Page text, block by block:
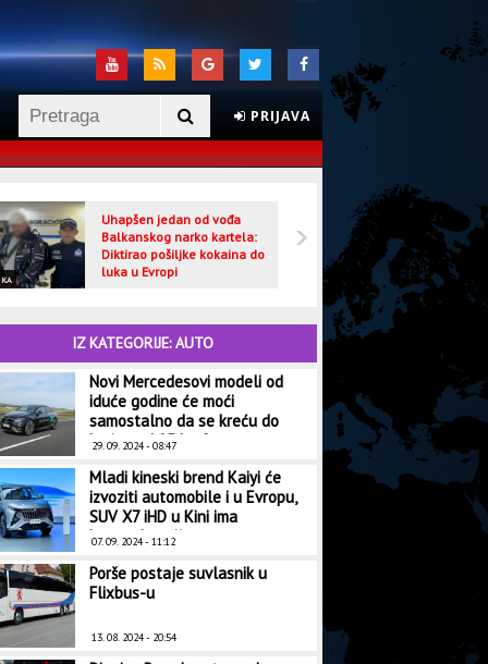
PRIJAVA
Uhapšen jedan od vođa
Balkanskog narko kartela:
Diktirao pošiljke kokaina do
luka u Evropi
CRNA HRONIKA
IZ KATEGORIJE: AUTO
Novi Mercedesovi modeli od
iduće godine će moći
samostalno da se kreću do
brzine od 95 km/h
29. 09. 2024 - 08:47
Mladi kineski brend Kaiyi će
izvoziti automobile i u Evropu,
SUV X7 iHD u Kini ima
bagatelnu cijenu
07. 09. 2024 - 11:12
Porše postaje suvlasnik u
Flixbus-u
13. 08. 2024 - 20:54